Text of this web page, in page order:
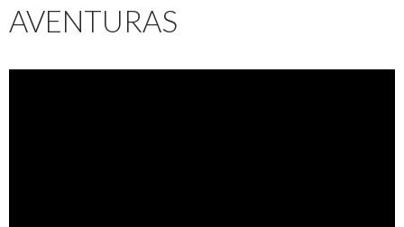
AVENTURAS